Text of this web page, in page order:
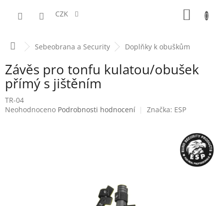
CZK
DomůSebeobrana a Security Doplňky k obuškům
Závěs pro tonfu kulatou/obušek
přímý s jištěním
TR-04
Průměrné
Neohodnoceno Podrobnosti hodnocení Značka: ESP